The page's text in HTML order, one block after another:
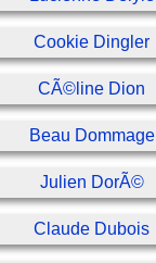
Cookie Dingler
CÃ©line Dion
Beau Dommage
Julien DorÃ©
Claude Dubois